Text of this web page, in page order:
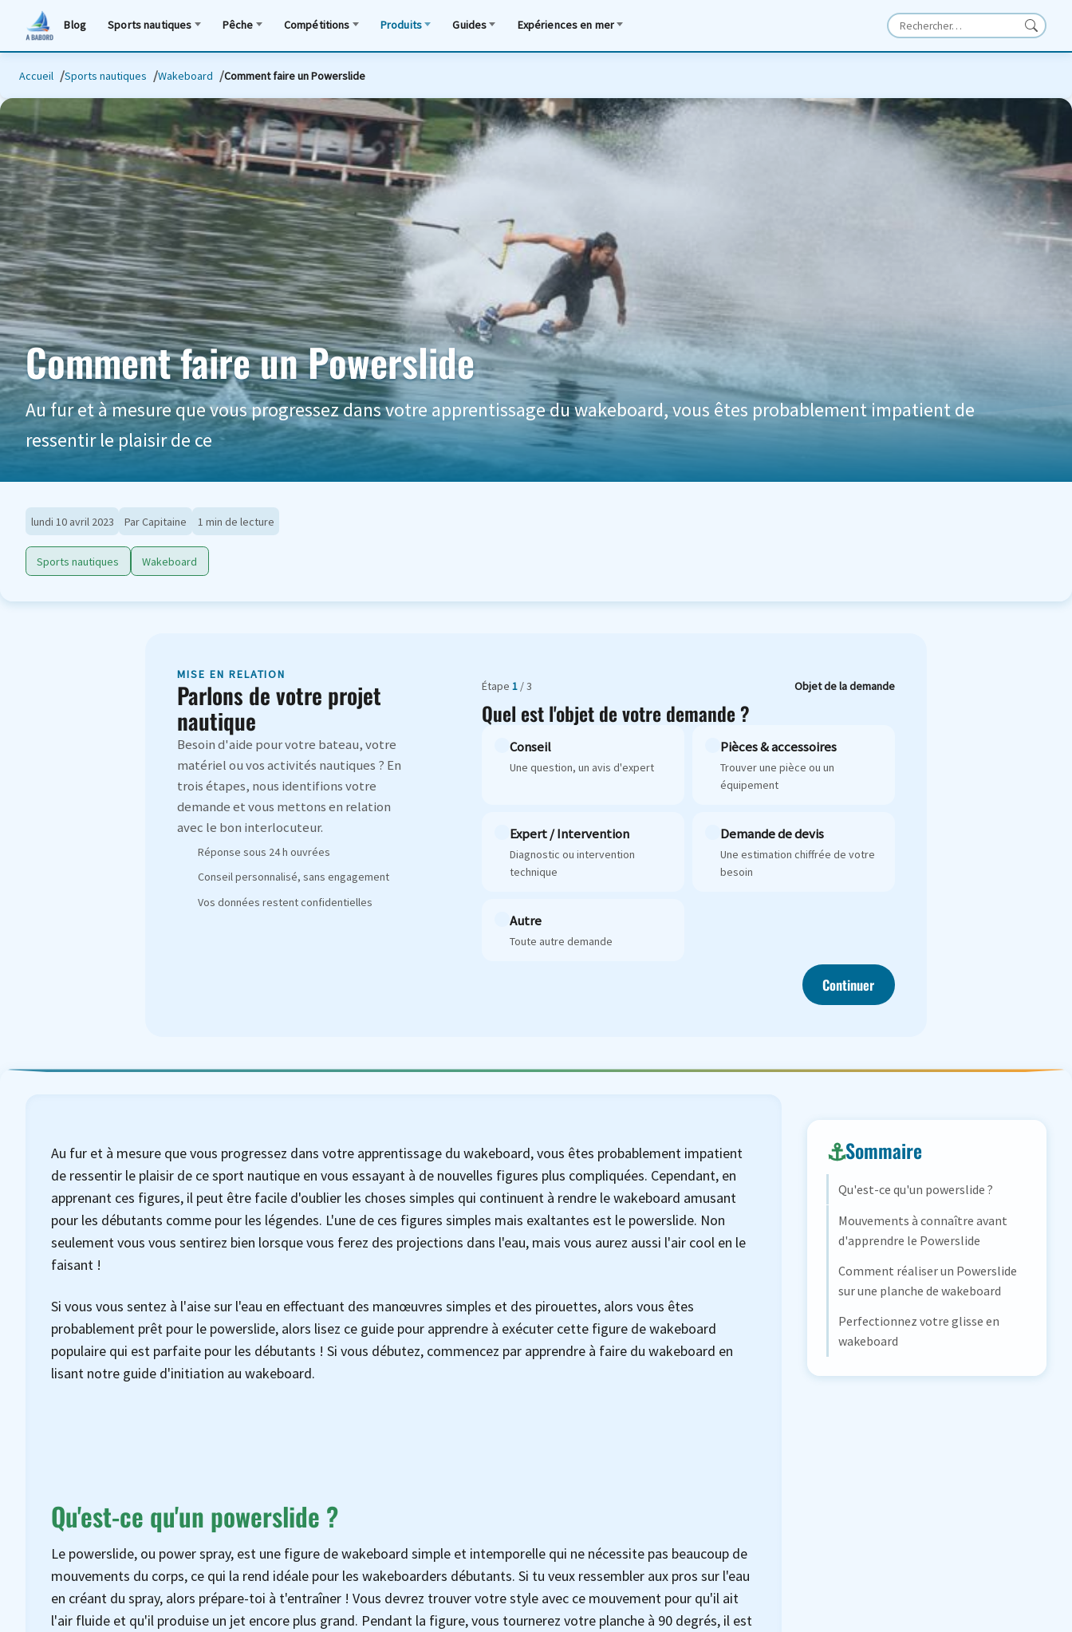
Blog Sports nautiques Pêche Compétitions Produits Guides Expériences en mer
Accueil Sports nautiques Wakeboard Comment faire un Powerslide
Comment faire un Powerslide
Au fur et à mesure que vous progressez dans votre apprentissage du wakeboard, vous êtes probablement impatient de
ressentir le plaisir de ce
lundi 10 avril 2023 Par Capitaine 1 min de lecture
Sports nautiques Wakeboard
MISE EN RELATION
Parlons de votre projet
nautique
Besoin d'aide pour votre bateau, votre
matériel ou vos activités nautiques ? En
trois étapes, nous identifions votre
demande et vous mettons en relation
avec le bon interlocuteur.
Réponse sous 24 h ouvrées
Conseil personnalisé, sans engagement
Vos données restent confidentielles
Étape1 / 3 Objet de la demande
Quel est l'objet de votre demande ?
Conseil
Une question, un avis d'expert
Pièces & accessoires
Trouver une pièce ou un
équipement
Expert / Intervention
Diagnostic ou intervention
technique
Demande de devis
Une estimation chiffrée de votre
besoin
Autre
Toute autre demande
Continuer
Au fur et à mesure que vous progressez dans votre apprentissage du wakeboard, vous êtes probablement impatient
de ressentir le plaisir de ce sport nautique en vous essayant à de nouvelles figures plus compliquées. Cependant, en
apprenant ces figures, il peut être facile d'oublier les choses simples qui continuent à rendre le wakeboard amusant
pour les débutants comme pour les légendes. L'une de ces figures simples mais exaltantes est le powerslide. Non
seulement vous vous sentirez bien lorsque vous ferez des projections dans l'eau, mais vous aurez aussi l'air cool en le
faisant !
Si vous vous sentez à l'aise sur l'eau en effectuant des manœuvres simples et des pirouettes, alors vous êtes
probablement prêt pour le powerslide, alors lisez ce guide pour apprendre à exécuter cette figure de wakeboard
populaire qui est parfaite pour les débutants ! Si vous débutez, commencez par apprendre à faire du wakeboard en
lisant notre guide d'initiation au wakeboard.
Qu'est-ce qu'un powerslide ?
Le powerslide, ou power spray, est une figure de wakeboard simple et intemporelle qui ne nécessite pas beaucoup de
mouvements du corps, ce qui la rend idéale pour les wakeboarders débutants. Si tu veux ressembler aux pros sur l'eau
en créant du spray, alors prépare-toi à t'entraîner ! Vous devrez trouver votre style avec ce mouvement pour qu'il ait
l'air fluide et qu'il produise un jet encore plus grand. Pendant la figure, vous tournerez votre planche à 90 degrés, il est
Sommaire
Qu'est-ce qu'un powerslide ?
Mouvements à connaître avant
d'apprendre le Powerslide
Comment réaliser un Powerslide
sur une planche de wakeboard
Perfectionnez votre glisse en
wakeboard